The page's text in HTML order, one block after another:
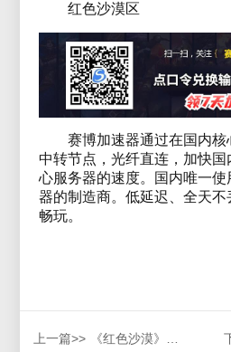
红色沙漠区
赛博加速器通过在国内
中转节点，光纤直连，加快
心服务器的速度。国内唯一
器的制造商。低延迟、全天
畅玩。
上一篇>> 《红色沙漠》PC版怎么样，《红色沙漠》用什么加速器好？